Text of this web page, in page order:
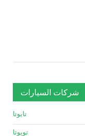
شركات السيارات
تايوتا
تويوتا